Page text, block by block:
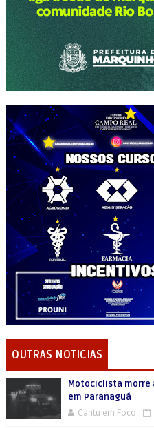
OUTRAS NOTICIAS
Motociclista morre
em Paranaguá
Cantu em Foco